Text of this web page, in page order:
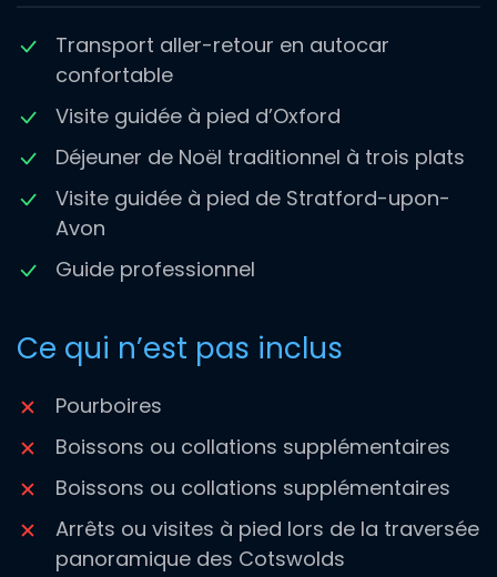
Transport aller-retour en autocar
confortable
Visite guidée à pied d’Oxford
Déjeuner de Noël traditionnel à trois plats
Visite guidée à pied de Stratford-upon-
Avon
Guide professionnel
Ce qui n’est pas inclus
Pourboires
Boissons ou collations supplémentaires
Boissons ou collations supplémentaires
Arrêts ou visites à pied lors de la traversée
panoramique des Cotswolds